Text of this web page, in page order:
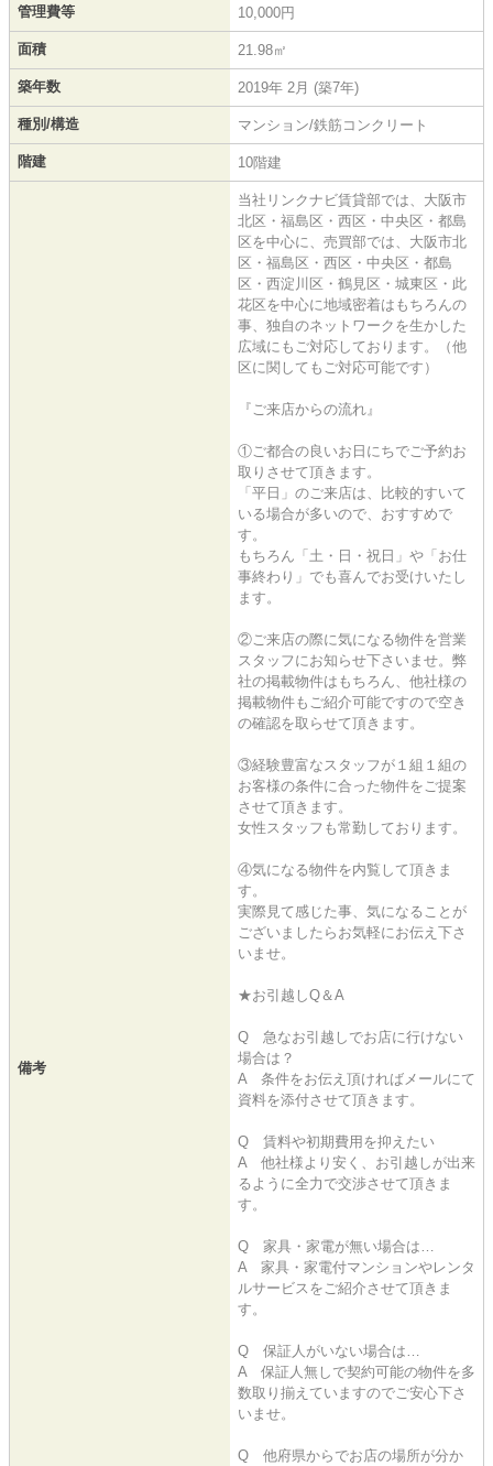
管理費等 10,000円
面積 21.98㎡
築年数 2019年 2月 (築7年)
種別/構造 マンション/鉄筋コンクリート
階建 10階建
備考
当社リンクナビ賃貸部では、大阪市
北区・福島区・西区・中央区・都島
区を中心に、売買部では、大阪市北
区・福島区・西区・中央区・都島
区・西淀川区・鶴見区・城東区・此
花区を中心に地域密着はもちろんの
事、独自のネットワークを生かした
広域にもご対応しております。（他
区に関してもご対応可能です）
『ご来店からの流れ』
①ご都合の良いお日にちでご予約お
取りさせて頂きます。
「平日」のご来店は、比較的すいて
いる場合が多いので、おすすめで
す。
もちろん「土・日・祝日」や「お仕
事終わり」でも喜んでお受けいたし
ます。
②ご来店の際に気になる物件を営業
スタッフにお知らせ下さいませ。弊
社の掲載物件はもちろん、他社様の
掲載物件もご紹介可能ですので空き
の確認を取らせて頂きます。
③経験豊富なスタッフが１組１組の
お客様の条件に合った物件をご提案
させて頂きます。
女性スタッフも常勤しております。
④気になる物件を内覧して頂きま
す。
実際見て感じた事、気になることが
ございましたらお気軽にお伝え下さ
いませ。
★お引越しQ＆A
Q 急なお引越しでお店に行けない
場合は？
A 条件をお伝え頂ければメールにて
資料を添付させて頂きます。
Q 賃料や初期費用を抑えたい
A 他社様より安く、お引越しが出来
るように全力で交渉させて頂きま
す。
Q 家具・家電が無い場合は…
A 家具・家電付マンションやレンタ
ルサービスをご紹介させて頂きま
す。
Q 保証人がいない場合は…
A 保証人無しで契約可能の物件を多
数取り揃えていますのでご安心下さ
いませ。
Q 他府県からでお店の場所が分か